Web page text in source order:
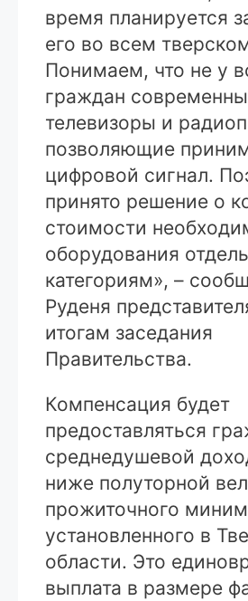
время планируется
его во всем
Понимаем, что не у
граждан
телевизоры и
позволяющие
цифровой сигнал.
принято решение о
стоимости
оборудования
категориям», –
Руденя
итогам заседания
Правительства.
Компенсация будет
предоставляться
среднедушевой
ниже полуторной
прожиточного
установленного в
области. Это
выплата в размере